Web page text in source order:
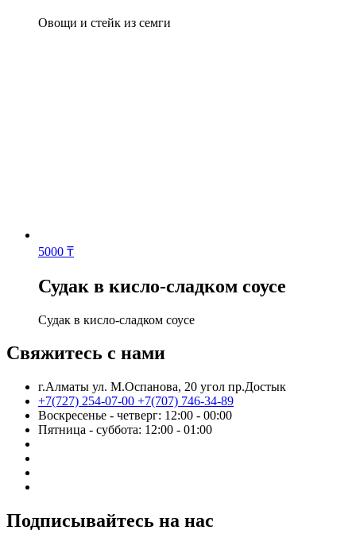
Овощи и стейк из семги
5000 ₸
Судак в кисло-сладком соусе
Судак в кисло-сладком соусе
Свяжитесь с нами
г.Алматы ул. М.Оспанова, 20 угол пр.Достык
+7(727) 254-07-00 +7(707) 746-34-89
Воскресенье - четверг: 12:00 - 00:00
Пятница - суббота: 12:00 - 01:00
Подписывайтесь на нас